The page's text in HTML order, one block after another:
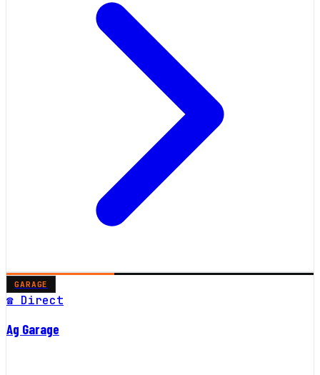
GARAGE
☎ Direct
Ag Garage